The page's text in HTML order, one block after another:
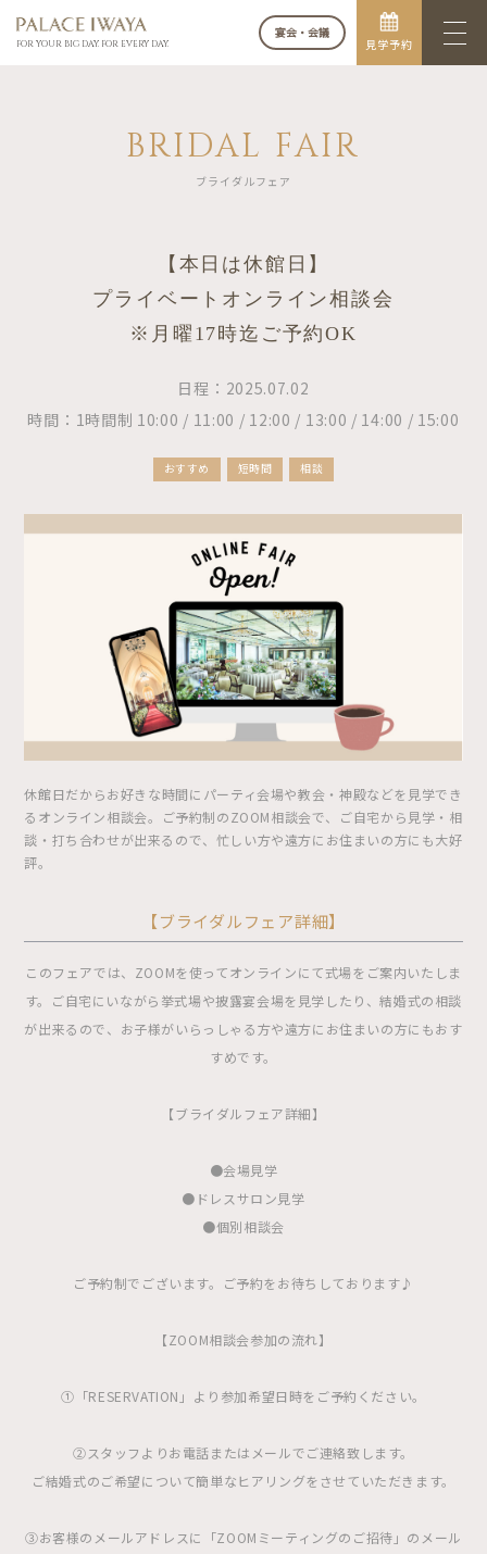
FOR YOUR BIG DAY. FOR EVERY DAY.
宴会・会議
見学予約
BRIDAL FAIR
ブライダルフェア
【本日は休館日】
プライベートオンライン相談会
※月曜17時迄ご予約OK
日程：2025.07.02
時間：1時間制 10:00 / 11:00 / 12:00 / 13:00 / 14:00 / 15:00
おすすめ 短時間 相談
休館日だからお好きな時間にパーティ会場や教会・神殿などを見学でき
るオンライン相談会。ご予約制のZOOM相談会で、ご自宅から見学・相
談・打ち合わせが出来るので、忙しい方や遠方にお住まいの方にも大好
評。
【ブライダルフェア詳細】
このフェアでは、ZOOMを使ってオンラインにて式場をご案内いたしま
す。ご自宅にいながら挙式場や披露宴会場を見学したり、結婚式の相談
が出来るので、お子様がいらっしゃる方や遠方にお住まいの方にもおす
すめです。
【ブライダルフェア詳細】
●会場見学
●ドレスサロン見学
●個別相談会
ご予約制でございます。ご予約をお待ちしております♪
【ZOOM相談会参加の流れ】
①「RESERVATION」より参加希望日時をご予約ください。
②スタッフよりお電話またはメールでご連絡致します。
ご結婚式のご希望について簡単なヒアリングをさせていただきます。
③お客様のメールアドレスに「ZOOMミーティングのご招待」のメール